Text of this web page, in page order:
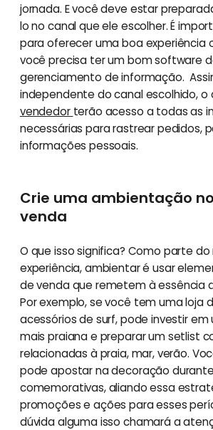
jornada. E você deve estar
lo no canal que ele escolher. É
para oferecer uma boa experiência
você precisa ter um bom software
gerenciamento de informação.
independente do canal escolhido, o
vendedor terão acesso a todas as
necessárias para rastrear pedidos,
informações pessoais.
Crie uma ambientação
venda
O que isso significa? Como parte
experiência, ambientar é usar
de venda que remetem à essência
Por exemplo, se você tem uma loja
acessórios de surf, pode investir
mais praiana e preparar um setlist
relacionadas à praia, mar, verão.
pode apostar na decoração
comemorativas, aliando essa
promoções e ações para esses
dúvida alguma isso chamará a